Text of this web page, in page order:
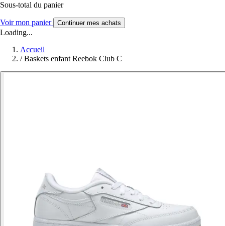
Sous-total du panier
Voir mon panier Continuer mes achats
Loading...
Accueil
/ Baskets enfant Reebok Club C